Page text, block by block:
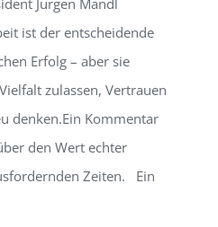
ist der entscheidende
Erfolg – aber sie
zulassen, Vertrauen
denken.Ein Kommentar
den Wert echter
Zeiten. Ein